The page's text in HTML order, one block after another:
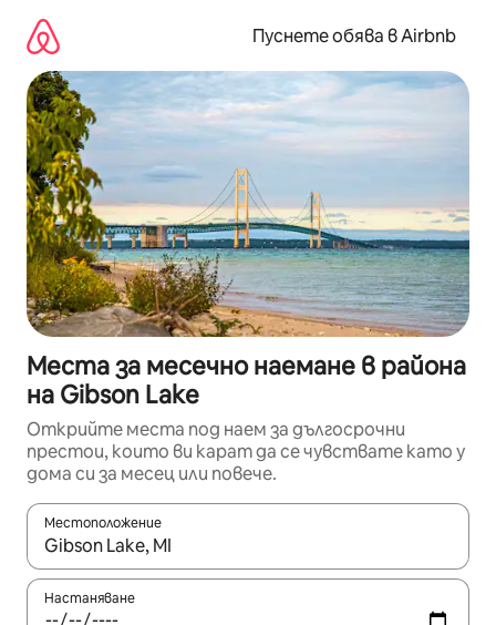
съдържанието
Пуснете обява в Airbnb
Места за месечно наемане в района
на Gibson Lake
Открийте места под наем за дългосрочни
престои, които ви карат да се чувствате като у
дома си за месец или повече.
Местоположение
Когато резултатите се покажат, използвайте
Настаняване